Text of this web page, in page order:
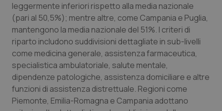
leggermente inferiori rispetto alla media nazionale
(pari al 50,5%); mentre altre, come Campania e Puglia,
mantengono la media nazionale del 51%. I criteri di
riparto includono suddivisioni dettagliate in sub-livelli
come medicina generale, assistenza farmaceutica,
specialistica ambulatoriale, salute mentale,
dipendenze patologiche, assistenza domiciliare e altre
funzioni di assistenza distrettuale. Regioni come
Piemonte, Emilia-Romagna e Campania adottano